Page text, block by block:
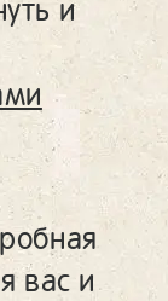
и
вас и